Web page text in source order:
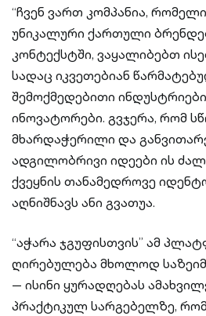
“ჩვენ ვართ კომპანია,
უნიკალური ქართული
კონტექსტში, ვაყალიბებთ
სადაც იკვეთებიან
შემოქმედებითი
ინოვატორები. გვჯერა, რომ
მხარდაჭერილი და
ადგილობრივი იდეები ის
ქვეყნის თანამედროვე
აღნიშნავს ანი გვათუა.
“აჭარა ჯგუფისთვის” ამ
ღირებულება მხოლოდ
— ისინი ყურადღებას
პრაქტიკულ სარგებელზე,